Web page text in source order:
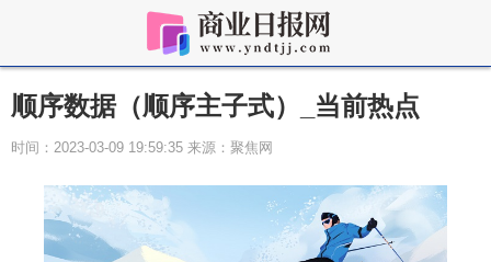
顺序数据（顺序主子式）_当前热点
时间：2023-03-09 19:59:35 来源：聚焦网